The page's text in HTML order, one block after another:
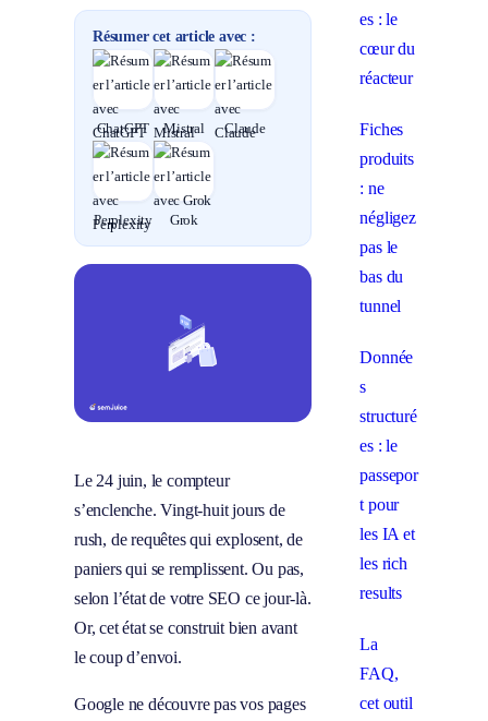
Résumer cet article avec :
ChatGPT Mistral Claude
Perplexity Grok
Le 24 juin, le compteur
s’enclenche. Vingt-huit jours de
rush, de requêtes qui explosent, de
paniers qui se remplissent. Ou pas,
selon l’état de votre SEO ce jour-là.
Or, cet état se construit bien avant
le coup d’envoi.
Google ne découvre pas vos pages
es : le
cœur du
réacteur
Fiches
produits
: ne
négligez
pas le
bas du
tunnel
Donnée
s
structuré
es : le
passepor
t pour
les IA et
les rich
results
La
FAQ,
cet outil